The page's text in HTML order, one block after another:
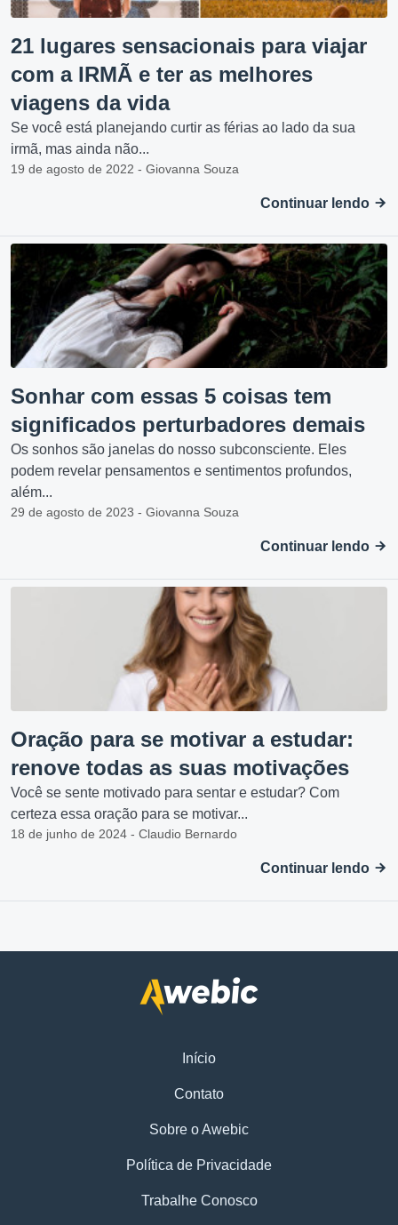
21 lugares sensacionais para viajar
com a IRMÃ e ter as melhores
viagens da vida
Se você está planejando curtir as férias ao lado da sua
irmã, mas ainda não...
19 de agosto de 2022 - Giovanna Souza
Continuar lendo
Sonhar com essas 5 coisas tem
significados perturbadores demais
Os sonhos são janelas do nosso subconsciente. Eles
podem revelar pensamentos e sentimentos profundos,
além...
29 de agosto de 2023 - Giovanna Souza
Continuar lendo
Oração para se motivar a estudar:
renove todas as suas motivações
Você se sente motivado para sentar e estudar? Com
certeza essa oração para se motivar...
18 de junho de 2024 - Claudio Bernardo
Continuar lendo
Início
Contato
Sobre o Awebic
Política de Privacidade
Trabalhe Conosco